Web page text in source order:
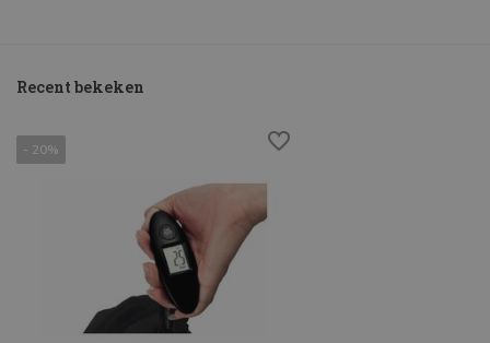
Recent bekeken
- 20%